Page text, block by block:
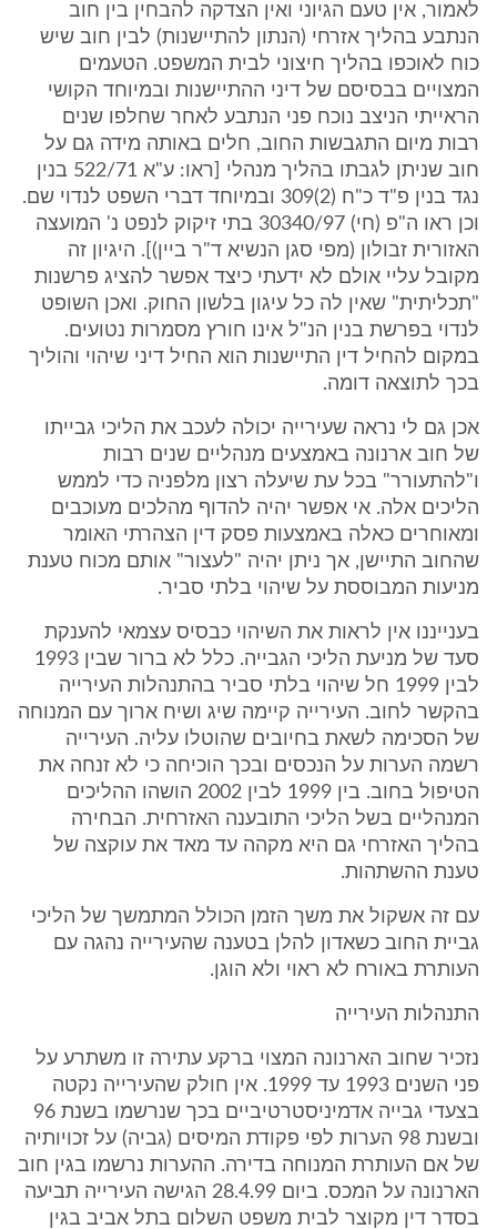
לאמור, אין טעם הגיוני ואין הצדקה להבחין בין חוב
הנתבע בהליך אזרחי (הנתון להתיישנות) לבין חוב שיש
כוח לאוכפו בהליך חיצוני לבית המשפט. הטעמים
המצויים בבסיסם של דיני ההתיישנות ובמיוחד הקושי
הראייתי הניצב נוכח פני הנתבע לאחר שחלפו שנים
רבות מיום התגבשות החוב, חלים באותה מידה גם על
חוב שניתן לגבתו בהליך מנהלי [ראו: ע"א 522/71 בנין
נגד בנין פ"ד כ"ח (2)309 ובמיוחד דברי השפט לנדוי שם.
וכן ראו ה"פ (חי) 30340/97 בתי זיקוק לנפט נ' המועצה
האזורית זבולון (מפי סגן הנשיא ד"ר ביין)]. היגיון זה
מקובל עליי אולם לא ידעתי כיצד אפשר להציג פרשנות
"תכליתית" שאין לה כל עיגון בלשון החוק. ואכן השופט
לנדוי בפרשת בנין הנ"ל אינו חורץ מסמרות נטועים.
במקום להחיל דין התיישנות הוא החיל דיני שיהוי והוליך
בכך לתוצאה דומה.
אכן גם לי נראה שעירייה יכולה לעכב את הליכי גבייתו
של חוב ארנונה באמצעים מנהליים שנים רבות
ו"להתעורר" בכל עת שיעלה רצון מלפניה כדי לממש
הליכים אלה. אי אפשר יהיה להדוף מהלכים מעוכבים
ומאוחרים כאלה באמצעות פסק דין הצהרתי האומר
שהחוב התיישן, אך ניתן יהיה "לעצור" אותם מכוח טענת
מניעות המבוססת על שיהוי בלתי סביר.
בענייננו אין לראות את השיהוי כבסיס עצמאי להענקת
סעד של מניעת הליכי הגבייה. כלל לא ברור שבין 1993
לבין 1999 חל שיהוי בלתי סביר בהתנהלות העירייה
בהקשר לחוב. העירייה קיימה שיג ושיח ארוך עם המנוחה
של הסכימה לשאת בחיובים שהוטלו עליה. העירייה
רשמה הערות על הנכסים ובכך הוכיחה כי לא זנחה את
הטיפול בחוב. בין 1999 לבין 2002 הושהו ההליכים
המנהליים בשל הליכי התובענה האזרחית. הבחירה
בהליך האזרחי גם היא מקהה עד מאד את עוקצה של
טענת ההשתהות.
עם זה אשקול את משך הזמן הכולל המתמשך של הליכי
גביית החוב כשאדון להלן בטענה שהעירייה נהגה עם
העותרת באורח לא ראוי ולא הוגן.
התנהלות העירייה
נזכיר שחוב הארנונה המצוי ברקע עתירה זו משתרע על
פני השנים 1993 עד 1999. אין חולק שהעירייה נקטה
בצעדי גבייה אדמיניסטרטיביים בכך שנרשמו בשנת 96
ובשנת 98 הערות לפי פקודת המיסים (גביה) על זכויותיה
של אם העותרת המנוחה בדירה. ההערות נרשמו בגין חוב
הארנונה על המכס. ביום 28.4.99 הגישה העירייה תביעה
בסדר דין מקוצר לבית משפט השלום בתל אביב בגין